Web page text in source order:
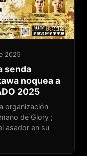
2025
senda
noquea a
2025
organización
de Glory ;
asador en su